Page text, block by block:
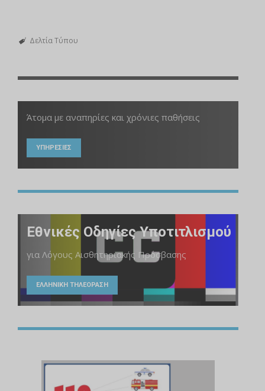
Δελτία Τύπου
Άτομα με αναπηρίες και χρόνιες παθήσεις
ΥΠΗΡΕΣΙΕΣ
Εθνικές Οδηγίες Υποτιτλισμού
για Λόγους Αισθητηριακής Πρόσβασης
ΕΛΛΗΝΙΚΗ ΤΗΛΕΟΡΑΣΗ